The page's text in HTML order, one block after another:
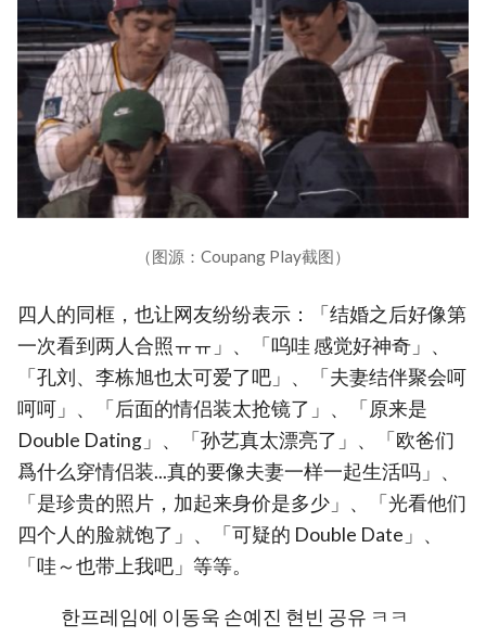
（图源：Coupang Play截图）
四人的同框，也让网友纷纷表示：「结婚之后好像第
一次看到两人合照ㅠㅠ」、「呜哇 感觉好神奇」、
「孔刘、李栋旭也太可爱了吧」、「夫妻结伴聚会呵
呵呵」、「后面的情侣装太抢镜了」、「原来是
Double Dating」、「孙艺真太漂亮了」、「欧爸们
爲什么穿情侣装...真的要像夫妻一样一起生活吗」、
「是珍贵的照片，加起来身价是多少」、「光看他们
四个人的脸就饱了」、「可疑的 Double Date」、
「哇～也带上我吧」等等。
한프레임에 이동욱 손예진 현빈 공유 ㅋㅋ